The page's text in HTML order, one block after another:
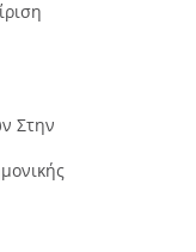
Στην